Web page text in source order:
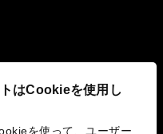
はCookieを使用し
を使って、ユーザー